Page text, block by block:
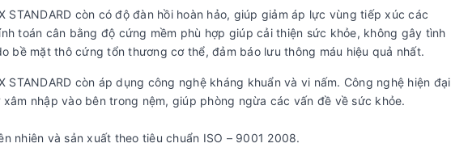
STANDARD còn có độ đàn hồi hoàn hảo, giúp giảm áp lực vùng tiếp xúc các
toán cân bằng độ cứng mềm phù hợp giúp cải thiện sức khỏe, không gây tình
bề mặt thô cứng tổn thương cơ thể, đảm báo lưu thông máu hiệu quả nhất.
STANDARD còn áp dụng công nghệ kháng khuẩn và vi nấm. Công nghệ hiện đại
nhập vào bên trong nệm, giúp phòng ngừa các vấn đề về sức khỏe.
nhiên và sản xuất theo tiêu chuẩn ISO – 9001 2008.